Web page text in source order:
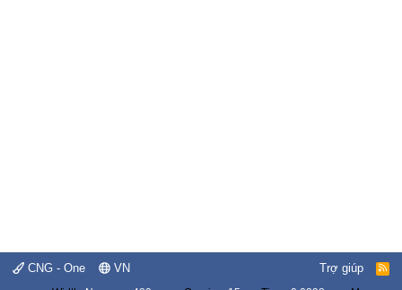
CNG - One VN Trợ giúp
R